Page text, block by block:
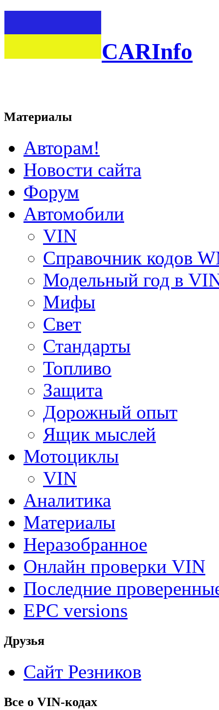
CARInfo
Материалы
Авторам!
Новости сайта
Форум
Автомобили
VIN
Справочник кодов
Модельный год в
Мифы
Свет
Стандарты
Топливо
Защита
Дорожный опыт
Ящик мыслей
Мотоциклы
VIN
Аналитика
Материалы
Неразобранное
Онлайн проверки VIN
Последние
EPC versions
Друзья
Сайт Резников
Все о VIN-кодах